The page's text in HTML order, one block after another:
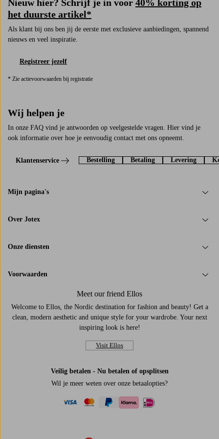
Nieuw hier? Schrijf je in voor 40% korting op
het duurste artikel*
Als klant bij ons ben jij de eerste met exclusieve aanbiedingen, spannend
nieuws en veel inspiratie.
Registreer jezelf
* Zie actievoorwaarden bij registratie
Wij helpen je
In onze FAQ vind je antwoorden op veelgestelde vragen. Hier vind je
ook informatie over hoe je eenvoudig contact met ons opneemt.
Klantenservice Bestelling Betaling Levering
Mijn pagina's
Over Jotex
Onze diensten
Voorwaarden
Meet our friend Ellos
Welcome to Ellos, the Nordic destination for fashion and beauty! Get a
clean, modern aesthetic and unique style for your wardrobe. Your next
inspiring look is here!
Visit Ellos
Veilig betalen - Nu betalen of opsplitsen
Wil je meer weten over onze betaalopties?